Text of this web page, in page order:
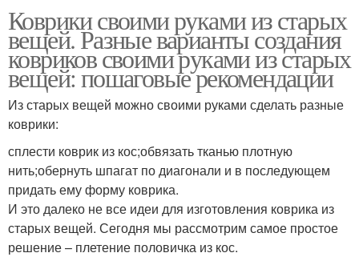
Коврики своими руками из старых
вещей. Разные варианты создания
ковриков своими руками из старых
вещей: пошаговые рекомендации
Из старых вещей можно своими руками сделать разные
коврики:
сплести коврик из кос;обвязать тканью плотную
нить;обернуть шпагат по диагонали и в последующем
придать ему форму коврика.
И это далеко не все идеи для изготовления коврика из
старых вещей. Сегодня мы рассмотрим самое простое
решение – плетение половичка из кос.